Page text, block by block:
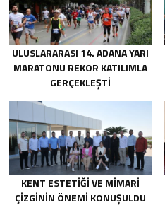
ULUSLARARASI 14. ADANA YARI
MARATONU REKOR KATILIMLA
GERÇEKLEŞTI
KENT ESTETİĞİ VE MİMARİ
ÇİZGİNİN ÖNEMİ KONUŞULDU